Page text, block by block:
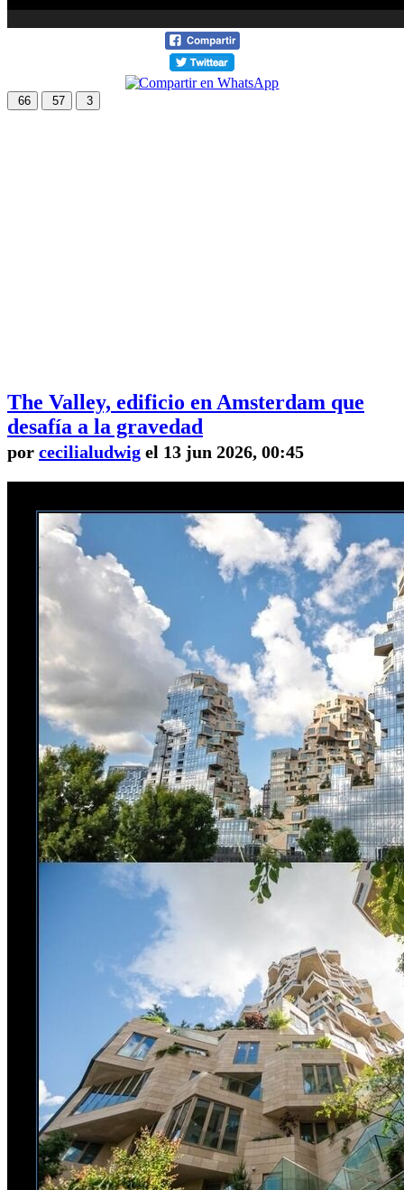
66 57 3
The Valley, edificio en Amsterdam que
desafía a la gravedad
por cecilialudwig el 13 jun 2026, 00:45